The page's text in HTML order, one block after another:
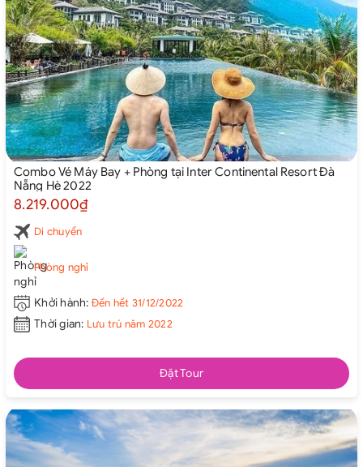
Combo Vé Máy Bay + Phòng tại Inter Continental Resort Đà
Nẵng Hè 2022
8.219.000₫
Di chuyển
Phòng nghỉ
Khởi hành: Đến hết 31/12/2022
Thời gian: Lưu trú năm 2022
Đặt Tour